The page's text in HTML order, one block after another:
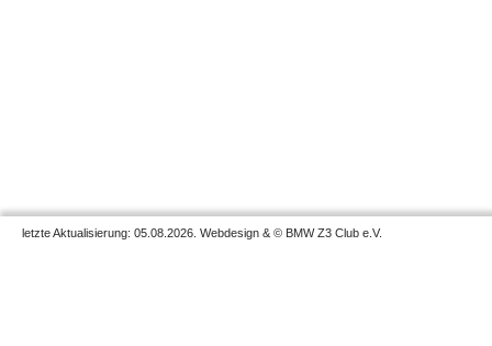
letzte Aktualisierung: 05.08.2026. Webdesign & © BMW Z3 Club e.V.